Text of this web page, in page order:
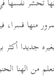
منها قسرا،
جديدا أكثر
من الهنا